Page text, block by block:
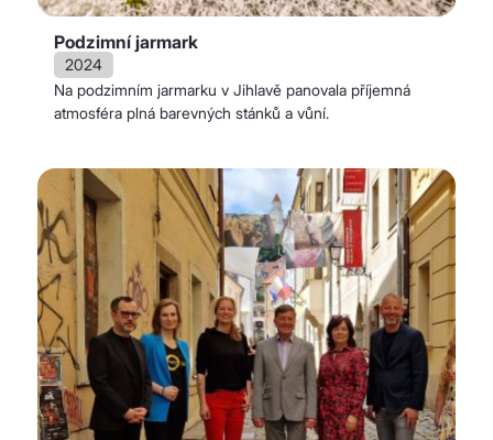
Podzimní jarmark
2024
Na podzimním jarmarku v Jihlavě panovala příjemná
atmosféra plná barevných stánků a vůní.